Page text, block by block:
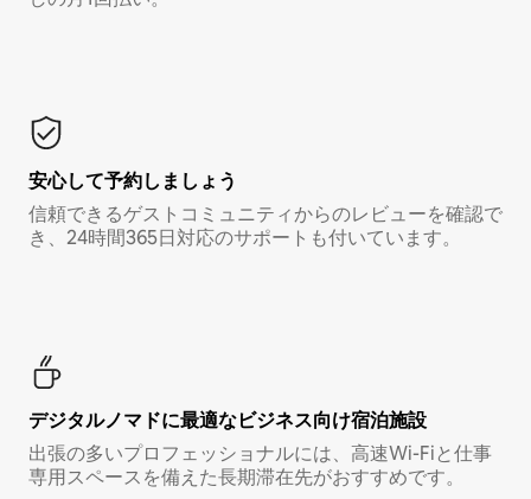
安心して予約しましょう
信頼できるゲストコミュニティからのレビューを確認で
き、24時間365日対応のサポートも付いています。
デジタルノマド⁠に最⁠適⁠なビ⁠ジ⁠ネ⁠ス⁠向⁠け宿⁠泊⁠施⁠設
出張の多いプロフェッショナルには、高速Wi-Fiと仕事
専用スペースを備えた長期滞在先がおすすめです。